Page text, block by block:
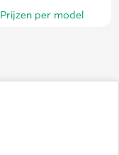
Prijzen per model